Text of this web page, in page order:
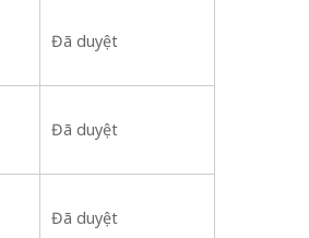
Đã duyệt
Đã duyệt
Đã duyệt